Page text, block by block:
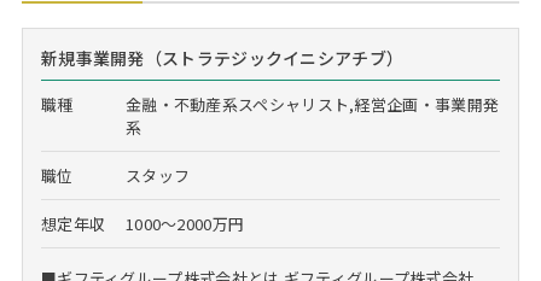
新規事業開発（ストラテジックイニシアチブ）
職種
金融・不動産系スペシャリスト,経営企画・事業開発
系
職位 スタッフ
想定年収 1000～2000万円